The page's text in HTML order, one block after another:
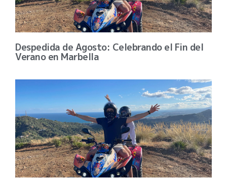
Despedida de Agosto: Celebrando el Fin del
Verano en Marbella